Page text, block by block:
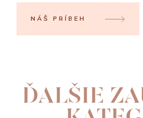
NÁŠ PRÍBEH
ĎALŠIE